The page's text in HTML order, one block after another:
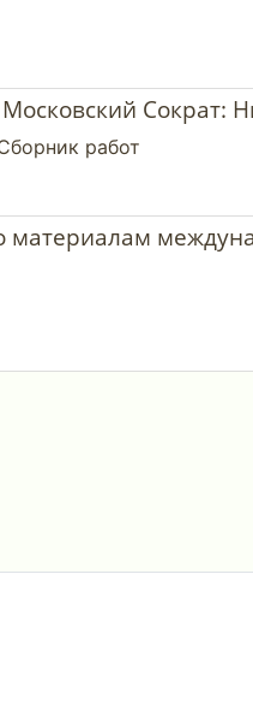
работ
материалам